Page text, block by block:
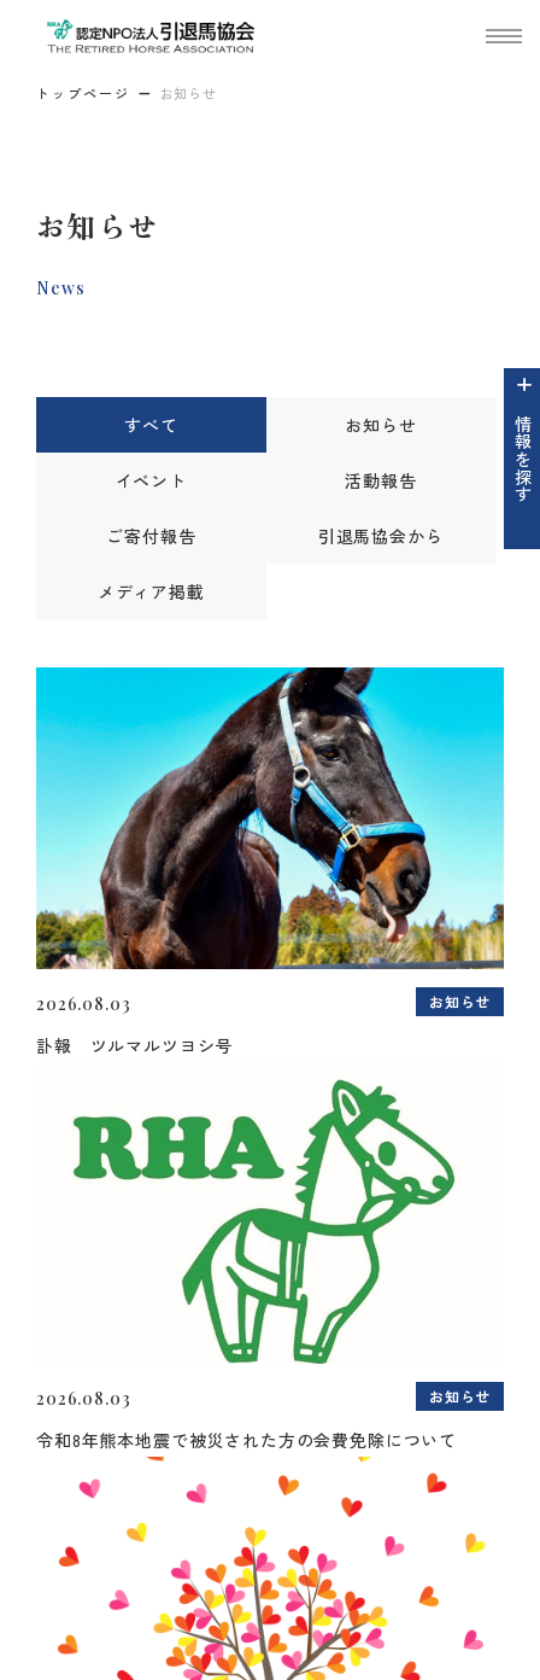
トップページ お知らせ
お知らせ
News
情報を探す
すべて お知らせ
イベント 活動報告
ご寄付報告 引退馬協会から
メディア掲載
2026.08.03 お知らせ
訃報 ツルマルツヨシ号
2026.08.03 お知らせ
令和8年熊本地震で被災された方の会費免除について